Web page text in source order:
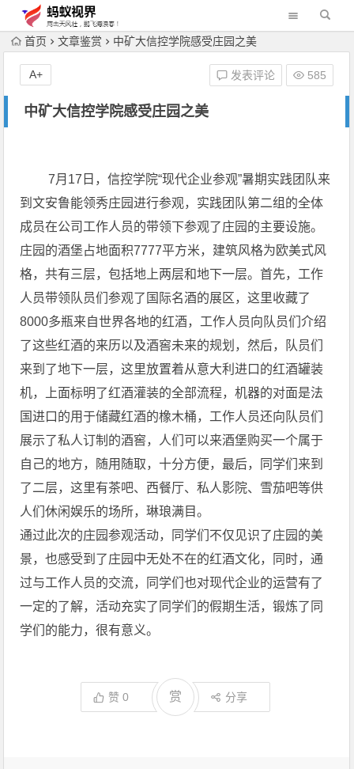
首页 文章鉴赏 中矿大信控学院感受庄园之美
中矿大信控学院感受庄园之美
发表评论 585
A+
7月17日，信控学院“现代企业参观”暑期实践团队来
到文安鲁能领秀庄园进行参观，实践团队第二组的全体
成员在公司工作人员的带领下参观了庄园的主要设施。
庄园的酒堡占地面积7777平方米，建筑风格为欧美式风
格，共有三层，包括地上两层和地下一层。首先，工作
人员带领队员们参观了国际名酒的展区，这里收藏了
8000多瓶来自世界各地的红酒，工作人员向队员们介绍
了这些红酒的来历以及酒窖未来的规划，然后，队员们
来到了地下一层，这里放置着从意大利进口的红酒罐装
机，上面标明了红酒灌装的全部流程，机器的对面是法
国进口的用于储藏红酒的橡木桶，工作人员还向队员们
展示了私人订制的酒窖，人们可以来酒堡购买一个属于
自己的地方，随用随取，十分方便，最后，同学们来到
了二层，这里有茶吧、西餐厅、私人影院、雪茄吧等供
人们休闲娱乐的场所，琳琅满目。
通过此次的庄园参观活动，同学们不仅见识了庄园的美
景，也感受到了庄园中无处不在的红酒文化，同时，通
过与工作人员的交流，同学们也对现代企业的运营有了
一定的了解，活动充实了同学们的假期生活，锻炼了同
学们的能力，很有意义。
赞0 赏 分享